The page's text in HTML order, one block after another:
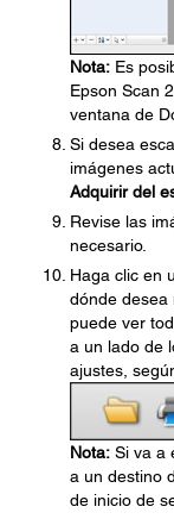
Nota: Es
Epson Scan
ventana de
Si desea
imágenes
Adquirir del
Revise las
necesario.
Haga clic en
dónde desea
puede ver
a un lado de
ajustes,
Nota: Si va a
a un destino
de inicio de